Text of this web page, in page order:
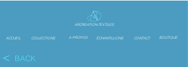
ARCREATION-TEXTILES
ACCUEIL COLLECTIONS A PROPOS ÉCHANTILLIONS CONTACT BOUTIQUE
<
BACK